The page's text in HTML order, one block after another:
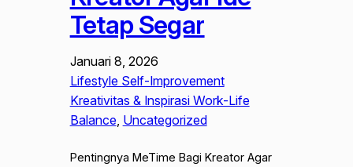
Tetap Segar
Januari 8, 2026
Lifestyle Self-Improvement
Kreativitas & Inspirasi Work-Life
Balance, Uncategorized
Pentingnya MeTime Bagi Kreator Agar